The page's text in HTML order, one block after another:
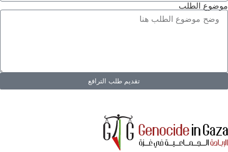
موضوع الطلب
تقديم طلب الترافع